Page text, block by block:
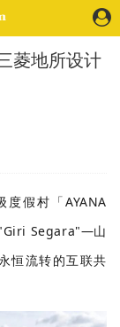
菱地所设计
假村「AYANA
"Giri Segara"—山
恒流转的互联共